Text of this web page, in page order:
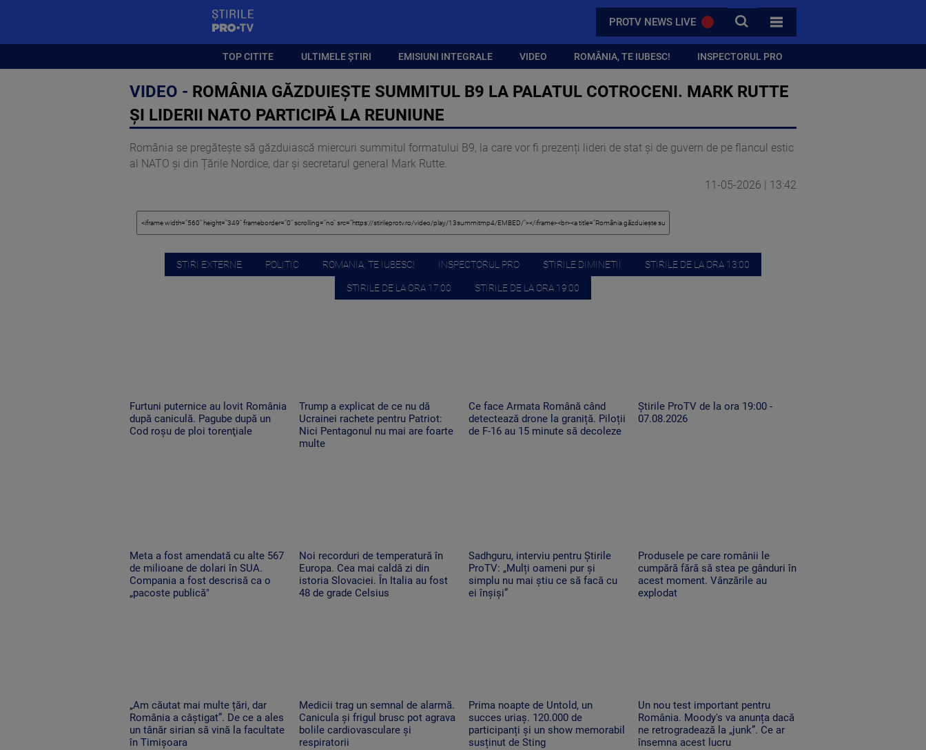
PROTV NEWS LIVE CAUTA
TOATE CATEGORIILE
TOP CITITE ULTIMELE ȘTIRI EMISIUNI INTEGRALE VIDEO ROMÂNIA, TE IUBESC! INSPECTORUL PRO
VIDEO - ROMÂNIA GĂZDUIEȘTE SUMMITUL B9 LA PALATUL COTROCENI. MARK RUTTE
ȘI LIDERII NATO PARTICIPĂ LA REUNIUNE
România se pregătește să găzduiască miercuri summitul formatului B9, la care vor fi prezenți lideri de stat și de guvern de pe flancul estic
al NATO și din Țările Nordice, dar și secretarul general Mark Rutte.
11-05-2026 | 13:42
STIRI EXTERNE POLITIC ROMANIA, TE IUBESC! INSPECTORUL PRO STIRILE DIMINETII STIRILE DE LA ORA 13:00
STIRILE DE LA ORA 17:00 STIRILE DE LA ORA 19:00
Furtuni puternice au lovit România
după caniculă. Pagube după un
Cod roşu de ploi torenţiale
Trump a explicat de ce nu dă
Ucrainei rachete pentru Patriot:
Nici Pentagonul nu mai are foarte
multe
Ce face Armata Română când
detectează drone la graniță. Piloții
de F-16 au 15 minute să decoleze
Știrile ProTV de la ora 19:00 -
07.08.2026
Meta a fost amendată cu alte 567
de milioane de dolari în SUA.
Compania a fost descrisă ca o
„pacoste publică"
Noi recorduri de temperatură în
Europa. Cea mai caldă zi din
istoria Slovaciei. În Italia au fost
48 de grade Celsius
Sadhguru, interviu pentru Știrile
ProTV: „Mulți oameni pur și
simplu nu mai știu ce să facă cu
ei înșiși”
Produsele pe care românii le
cumpără fără să stea pe gânduri în
acest moment. Vânzările au
explodat
„Am căutat mai multe țări, dar
România a câștigat”. De ce a ales
un tânăr sirian să vină la facultate
în Timișoara
Medicii trag un semnal de alarmă.
Canicula și frigul brusc pot agrava
bolile cardiovasculare și
respiratorii
Prima noapte de Untold, un
succes uriaș. 120.000 de
participanți și un show memorabil
susținut de Sting
Un nou test important pentru
România. Moody's va anunța dacă
ne retrogradează la „junk”. Ce ar
însemna acest lucru